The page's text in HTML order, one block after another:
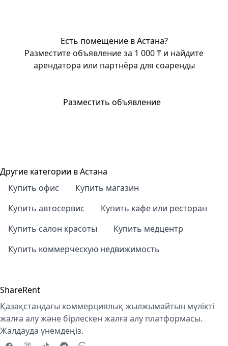
Есть помещение в Астана?
Разместите объявление за 1 000 ₸ и найдите
арендатора или партнёра для соаренды
Разместить объявление
Другие категории в Астана
Купить офис
Купить магазин
Купить автосервис
Купить кафе или ресторан
Купить салон красоты
Купить медцентр
Купить коммерческую недвижимость
ShareRent
Қазақстандағы коммерциялық жылжымайтын мүлікті
жалға алу және бірлескен жалға алу платформасы.
Жалдауда үнемдеңіз.